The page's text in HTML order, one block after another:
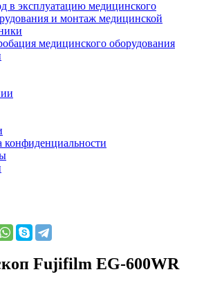
в эксплуатацию медицинского
и монтаж медицинской
медицинского оборудования
конфиденциальности
Fujifilm EG-600WR